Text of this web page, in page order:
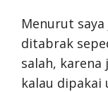
Menurut saya
ditabrak
salah,
kalau dipakai